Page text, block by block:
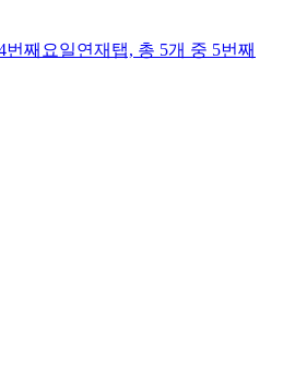
번째 요일연재 탭, 총 5개 중 5번째